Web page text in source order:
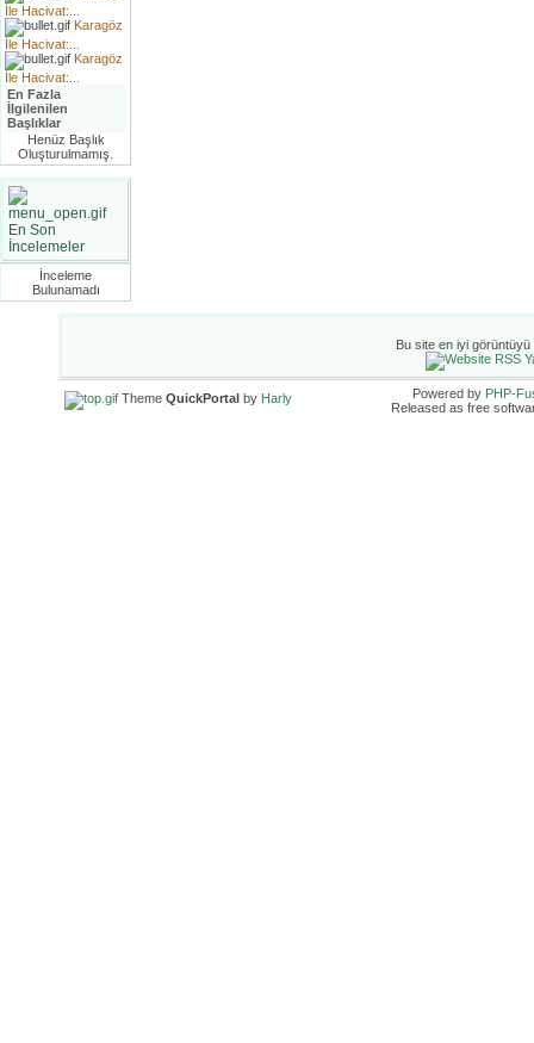
İle Hacivat:...
Karagöz
İle Hacivat:...
Karagöz
İle Hacivat:...
En Fazla
İlgilenilen
Başlıklar
Henüz Başlık
Oluşturulmamış.
En Son
İncelemeler
İnceleme
Bulunamadı
Bu site en iyi görüntüyü
Theme QuickPortal by Harly Powered by PHP-
Released as free